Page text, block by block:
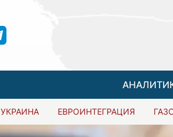
УКРАИНА ЕВРОИНТЕГРАЦИЯ